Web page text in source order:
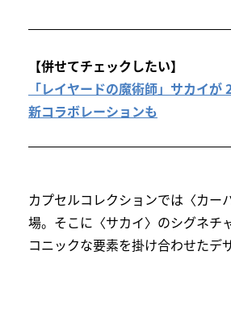
【併せてチェックしたい】
「レイヤードの魔術師」サカイ
新コラボレーションも
カプセルコレクションでは〈カー
場。そこに〈サカイ〉のシグネチ
コニックな要素を掛け合わせたデ